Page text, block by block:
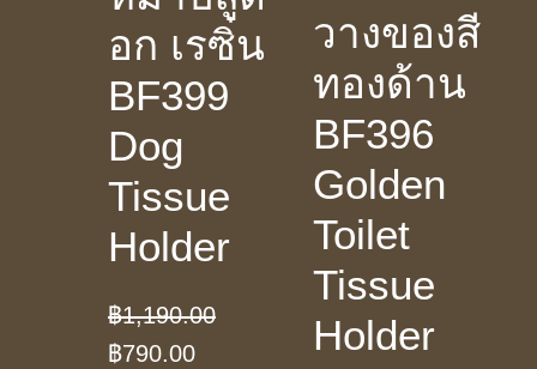
อก เรซิ่น
BF399
Dog
Tissue
Holder
฿1,190.00
Original
฿790.00Current
วางของสี
ทองด้าน
BF396
Golden
Toilet
Tissue
Holder